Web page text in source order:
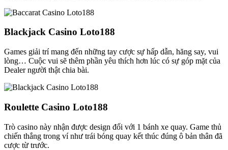
Blackjack Casino Loto188
Games giải trí mang đến những tay cược sự hấp dẫn, hăng say, vui
lòng… Cuộc vui sẽ thêm phần yêu thích hơn lúc có sự góp mặt của
Dealer người thật chia bài.
Roulette Casino Loto188
Trò casino này nhận được design đối với 1 bánh xe quay. Game thủ
chiến thắng trong ví như trái bóng quay kết thúc đúng ô bản thân đã
cược từ trước.